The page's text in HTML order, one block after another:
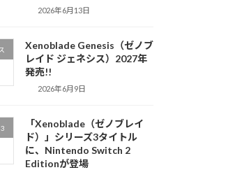
2026年6月13日
Xenoblade Genesis（ゼノブ
レイド ジェネシス）2027年
発売!!
2026年6月9日
「Xenoblade（ゼノブレイ
ド）」シリーズ3タイトル
に、Nintendo Switch 2
Editionが登場